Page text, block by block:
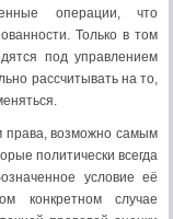
операции, что
Только в том
под управлением
рассчитывать на то,
права, возможно самым
политически всегда
условие её
конкретном случае